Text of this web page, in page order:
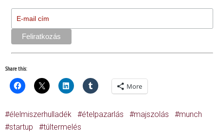
Share this:
More
élelmiszerhulladék ételpazarlás majszolás
munch
startup
túltermelés